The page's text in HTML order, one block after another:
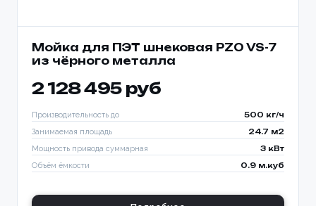
Мойка для ПЭТ шнековая PZO VS-7
из чёрного металла
2 128 495 руб
Производительность до 500 кг/ч
Занимаемая площадь 24.7 м2
Мощность привода суммарная 3 кВт
Объём ёмкости 0.9 м.куб